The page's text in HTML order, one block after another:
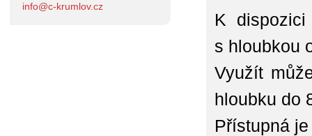
info@c-krumlov.cz
K
s hloubkou
Využít
hloubku do
Přístupná